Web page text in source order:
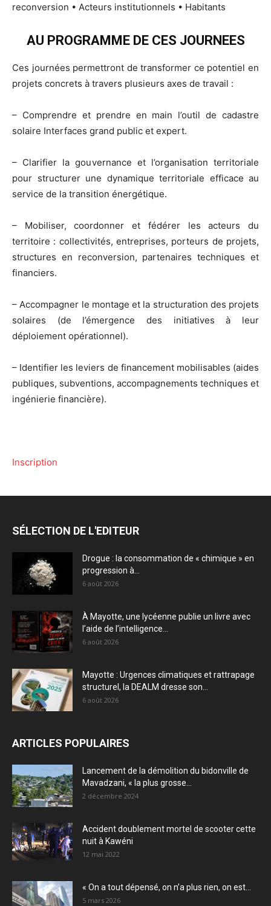
reconversion • Acteurs institutionnels • Habitants
AU PROGRAMME DE CES JOURNEES
Ces journées permettront de transformer ce potentiel en
projets concrets à travers plusieurs axes de travail :
– Comprendre et prendre en main l’outil de cadastre
solaire Interfaces grand public et expert.
– Clarifier la gouvernance et l’organisation territoriale
pour structurer une dynamique territoriale efficace au
service de la transition énergétique.
– Mobiliser, coordonner et fédérer les acteurs du
territoire : collectivités, entreprises, porteurs de projets,
structures en reconversion, partenaires techniques et
financiers.
– Accompagner le montage et la structuration des projets
solaires (de l’émergence des initiatives à leur
déploiement opérationnel).
– Identifier les leviers de financement mobilisables (aides
publiques, subventions, accompagnements techniques et
ingénierie financière).
Inscription
SÉLECTION DE L'EDITEUR
Drogue : la consommation de « chimique » en
progression à...
6 août 2026
À Mayotte, une lycéenne publie un livre avec
l’aide de l’intelligence...
6 août 2026
Mayotte : Urgences climatiques et rattrapage
structurel, la DEALM dresse son...
6 août 2026
ARTICLES POPULAIRES
Lancement de la démolition du bidonville de
Mavadzani, « la plus grosse...
2 décembre 2024
Accident doublement mortel de scooter cette
nuit à Kawéni
12 mai 2022
« On a tout dépensé, on n’a plus rien, on est...
5 mars 2026